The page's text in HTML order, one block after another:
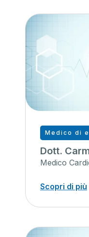
Medico di
Dott.
Medico
Scopri di più